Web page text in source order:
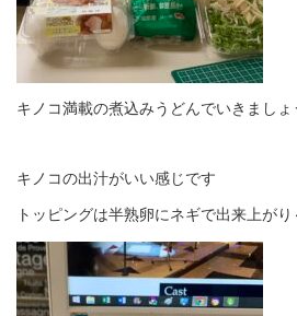
キノコ満載の煮込みうどんでいきましょ
キノコの出汁がいい感じです
トッピングは半熟卵にネギで出来上がり